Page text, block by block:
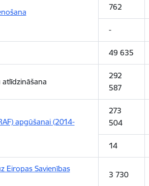
762
-
49 635
292
587
apgūšanai (2014-
273
504
14
Eiropas Savienības
3 730